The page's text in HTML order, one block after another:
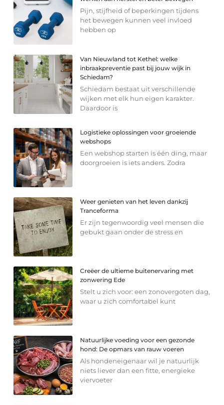
Pijn, stijfheid of beperkingen tijdens
het bewegen kunnen veel invloed
hebben op
Van Nieuwland tot Kethel: welke
inbraakpreventie past bij jouw wijk in
Schiedam?
Schiedam bestaat uit verschillende
wijken met elk hun eigen karakter.
Daardoor is
Logistieke oplossingen voor groeiende
webshops
Een webshop starten is één ding, maar
doorgroeien is iets anders. Zodra
Weer genieten van het leven dankzij
Tranceforma
Er zijn tegenwoordig veel mensen die
gebukt gaan onder de stress en
Creëer de ultieme buitenervaring met
zonwering Ede
Stelt u zich voor: een zonovergoten dag,
waar u zich comfortabel kunt
Natuurlijke voeding voor een gezonde
hond: De opmars van rauw voeren
Als hondeneigenaar wil je natuurlijk
niets liever dan een fitte, energieke
viervoeter